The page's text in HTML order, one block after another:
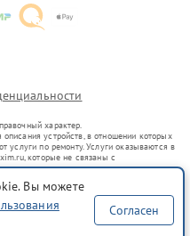
характер.
устройств, в отношении которых
услуги по ремонту. Услуги оказываются в
которые не связаны с
представителями.
в гражданский оборот в соответствии
индивидуализации услуг или введения
о предоставляемых услугах по
офертой, определяемой
Вы можете
Согласен